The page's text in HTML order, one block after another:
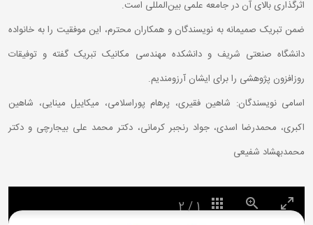
اثرگذاری بالای آن در جامعه علمی بین‌المللی است.
ضمن تبریک صمیمانه به نویسندگان و همکاران محترم، این موفقیت را به خانواده
دانشگاه صنعتی شریف و دانشکده مهندسی مکانیک تبریک گفته و توفیقات
روزافزون پژوهشی را برای ایشان آرزومندیم.
اسامی نویسندگان: شاهین فقیری، پرهام پوراسلامی، میکاییل مینایی، شاهین
اکبری، محمدرضا اسدی، جواد رنجبر کرمانی، دکتر محمد علی بیجارچی و دکتر
محمدبهشاد شفیعی
1
/
2